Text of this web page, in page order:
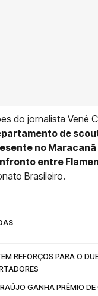
do jornalista Venê
de
no Maracanã
entre
Brasileiro.
REFORÇOS PARA O
GANHA PRÊMIO DE